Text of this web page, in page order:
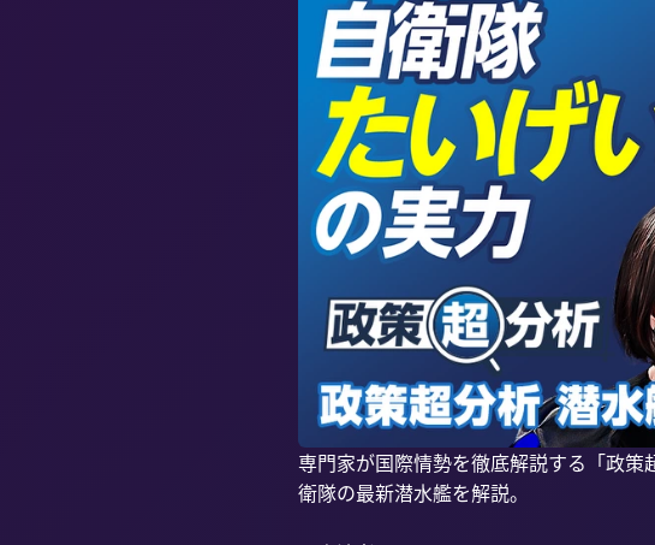
専門家が国際情勢を徹底解説する「政
衛隊の最新潜水艦を解説。